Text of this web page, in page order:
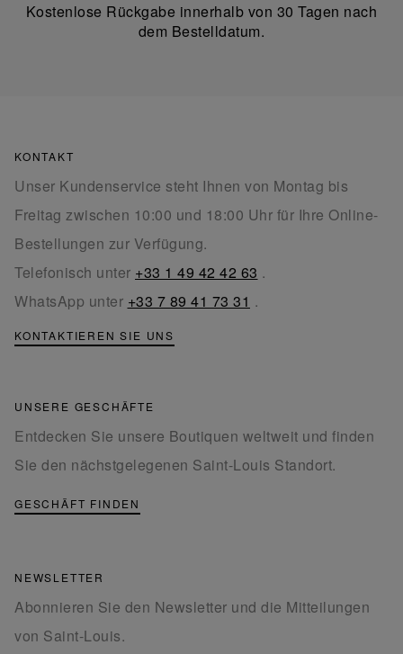
Kostenlose Rückgabe innerhalb von 30 Tagen nach
dem Bestelldatum.
KONTAKT
Unser Kundenservice steht Ihnen von Montag bis
Freitag zwischen 10:00 und 18:00 Uhr für Ihre Online-
Bestellungen zur Verfügung.
Telefonisch unter +33 1 49 42 42 63 .
WhatsApp unter +33 7 89 41 73 31 .
KONTAKTIEREN SIE UNS
UNSERE GESCHÄFTE
Entdecken Sie unsere Boutiquen weltweit und finden
Sie den nächstgelegenen Saint-Louis Standort.
GESCHÄFT FINDEN
NEWSLETTER
Abonnieren Sie den Newsletter und die Mitteilungen
von Saint-Louis.